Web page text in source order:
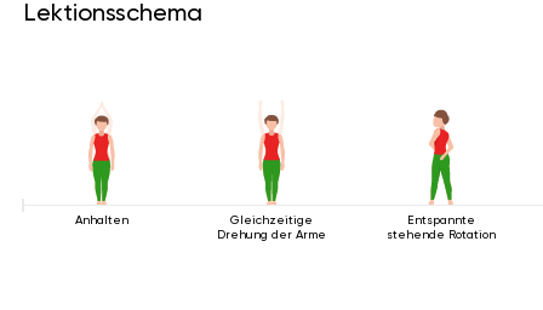
Lektionsschema
Anhalten
Gleichzeitige
Drehung der Arme
Entspannte
stehende Rotation